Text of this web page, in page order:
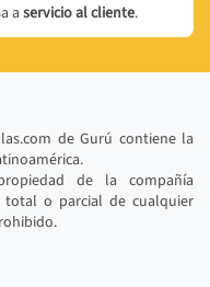
aservicio al cliente.
de Gurú contiene la
de la compañía
total o parcial de cualquier